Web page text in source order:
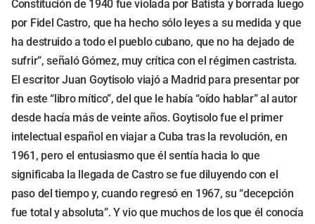
Constitución de 1940 fue violada por Batista y borrada luego
por Fidel Castro, que ha hecho sólo leyes a su medida y que
ha destruido a todo el pueblo cubano, que no ha dejado de
sufrir”, señaló Gómez, muy crítica con el régimen castrista.
El escritor Juan Goytisolo viajó a Madrid para presentar por
fin este “libro mítico”, del que le había “oído hablar” al autor
desde hacía más de veinte años. Goytisolo fue el primer
intelectual español en viajar a Cuba tras la revolución, en
1961, pero el entusiasmo que él sentía hacia lo que
significaba la llegada de Castro se fue diluyendo con el
paso del tiempo y, cuando regresó en 1967, su “decepción
fue total y absoluta”. Y vio que muchos de los que él conocía